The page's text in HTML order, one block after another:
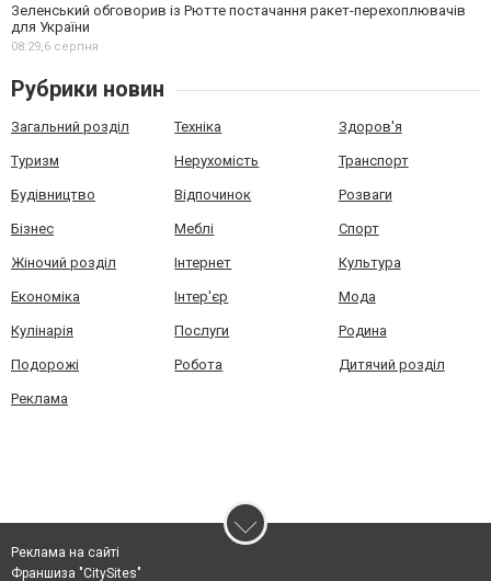
Зеленський обговорив із Рютте постачання ракет-перехоплювачів
для України
08:29,6 серпня
Рубрики новин
Загальний розділ Техніка Здоров'я
Туризм Нерухомість Транспорт
Будівництво Відпочинок Розваги
Бізнес Меблі Спорт
Жіночий розділ Інтернет Культура
Економіка Інтер'єр Мода
Кулінарія Послуги Родина
Подорожі Робота Дитячий розділ
Реклама
Реклама на сайті
Франшиза "CitySites"